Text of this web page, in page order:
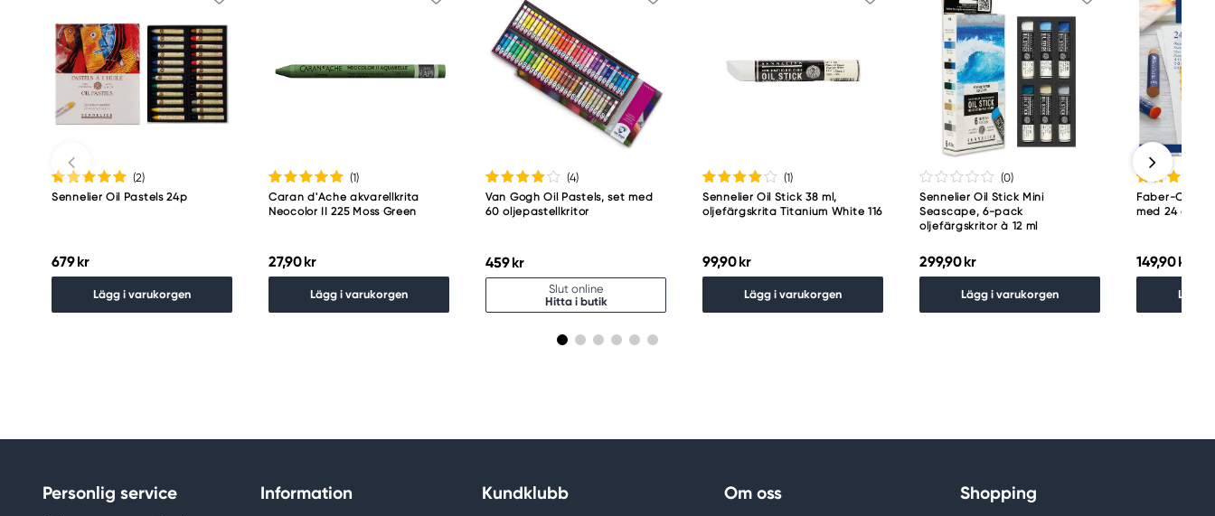
(2)
Sennelier Oil Pastels 24p
679 kr
Lägg i varukorgen
(1)
Caran d'Ache akvarellkrita
Neocolor II 225 Moss Green
27,90 kr
Lägg i varukorgen
(4)
Van Gogh Oil Pastels, set med
60 oljepastellkritor
459 kr
Slut online
Hitta i butik
(1)
Sennelier Oil Stick 38 ml,
oljefärgskrita Titanium White 116
99,90 kr
Lägg i varukorgen
(0)
Sennelier Oil Stick Mini
Seascape, 6-pack
oljefärgskritor à 12 ml
299,90 kr
Lägg i varukorgen
Faber-
med 24
149,90 kr
Lägg i
Personlig service Information Kundklubb Om oss Shopping